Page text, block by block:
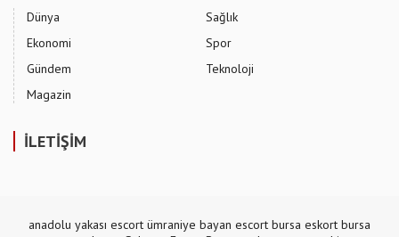
Dünya
Ekonomi
Gündem
Magazin
Sağlık
Spor
Teknoloji
İLETİŞİM
anadolu yakası escort ümraniye bayan escort bursa eskort bursa